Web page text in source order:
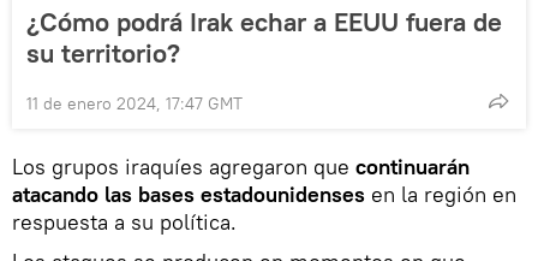
¿Cómo podrá Irak echar a EEUU fuera de
su territorio?
11 de enero 2024, 17:47 GMT
Los grupos iraquíes agregaron que continuarán
atacando las bases estadounidenses en la región en
respuesta a su política.